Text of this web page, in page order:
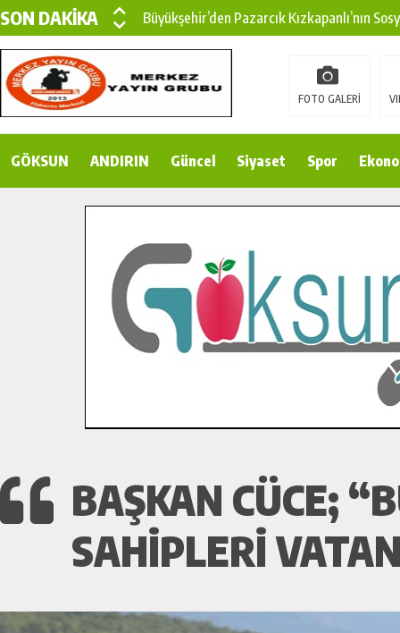
SON DAKİKA
Büyükşehir’den Pazarcık Kırsalına Modern
Çin’den KSÜ’ye Uluslararası Başarı:
Büyükşehir, Türkoğlu Derebaşı Sokak’ta
15 TEMMUZ’DA ŞEHİTLERİMİZ DUALARLA
Bertiz’in Yeni Köprüsünde Sona Doğru.
FOTO GALERİ
GÖKSUN ANDIRIN Güncel Siyaset Spor
BAŞKAN CÜCE;
SAHIPLERI